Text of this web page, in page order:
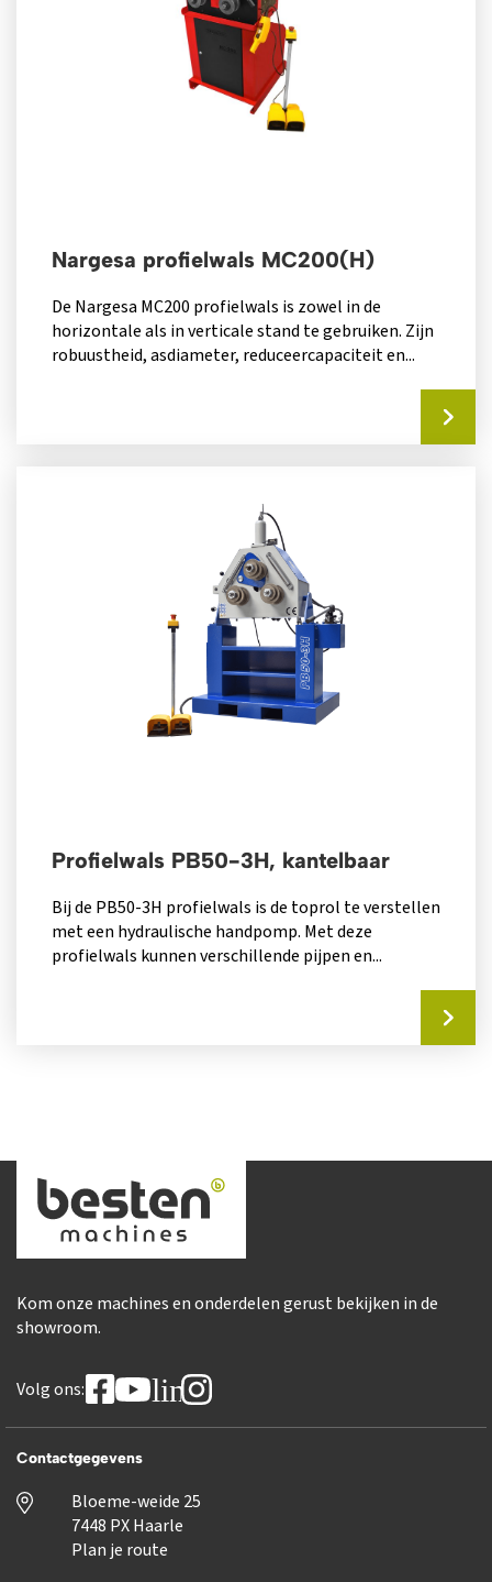
Nargesa profielwals MC200(H)
De Nargesa MC200 profielwals is zowel in de
horizontale als in verticale stand te gebruiken. Zijn
robuustheid, asdiameter, reduceercapaciteit en...
Profielwals PB50-3H, kantelbaar
Bij de PB50-3H profielwals is de toprol te verstellen
met een hydraulische handpomp. Met deze
profielwals kunnen verschillende pijpen en...
Kom onze machines en onderdelen gerust bekijken in de
showroom.
Volg ons: linkedin
Contactgegevens
Bloeme-weide 25
7448 PX Haarle
Plan je route